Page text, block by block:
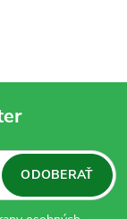
ODOBERAŤ